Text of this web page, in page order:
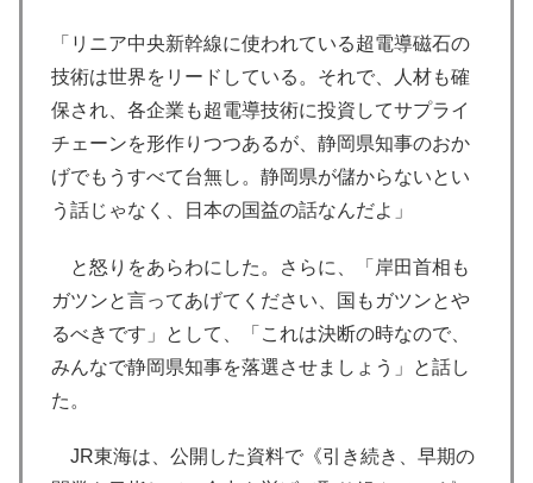
「リニア中央新幹線に使われている超電導磁石の
技術は世界をリードしている。それで、人材も確
保され、各企業も超電導技術に投資してサプライ
チェーンを形作りつつあるが、静岡県知事のおか
げでもうすべて台無し。静岡県が儲からないとい
う話じゃなく、日本の国益の話なんだよ」
と怒りをあらわにした。さらに、「岸田首相も
ガツンと言ってあげてください、国もガツンとや
るべきです」として、「これは決断の時なので、
みんなで静岡県知事を落選させましょう」と話し
た。
JR東海は、公開した資料で《引き続き、早期の